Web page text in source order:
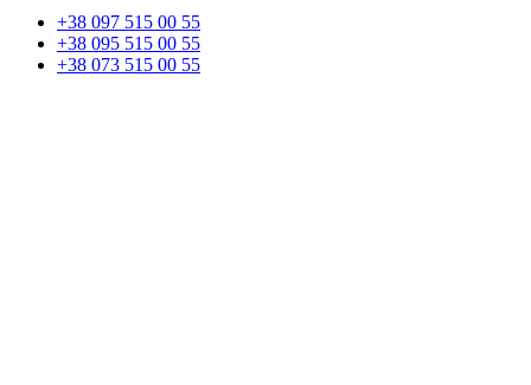
+38 097 515 00 55
+38 095 515 00 55
+38 073 515 00 55